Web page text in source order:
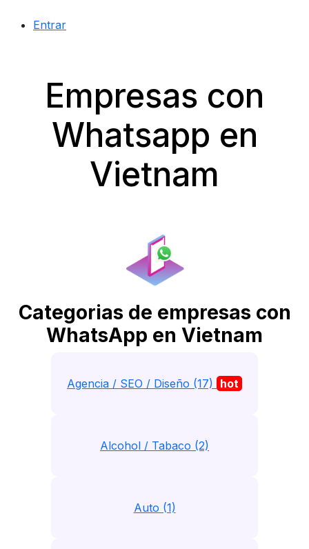
Entrar
Empresas con
Whatsapp en
Vietnam
Categorias de empresas con
WhatsApp en Vietnam
Agencia / SEO / Diseño (17) hot
Alcohol / Tabaco (2)
Auto (1)